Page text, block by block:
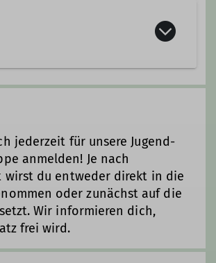
4ALL
Werde Teil unseres Teams!
die
Du möchtest
auf das
Level bringen und dich sogar
vorbereiten? Dann
unserer Jugend-
genau richtig!
leistungsorientierte
bietet jungen
eine optimale
jederzeit für unsere Jugend-
anmelden! Je nach
wirst du entweder direkt in die
oder zunächst auf die
Wir informieren dich,
frei wird.